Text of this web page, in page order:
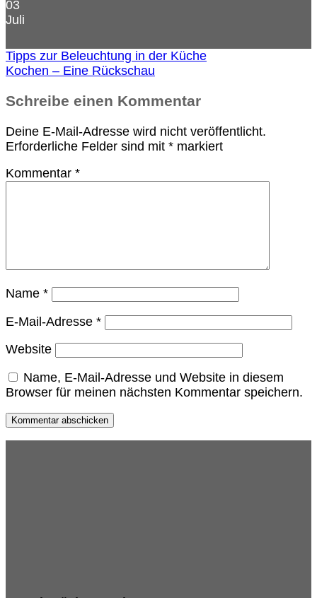
03
Juli
Tipps zur Beleuchtung in der Küche
Kochen – Eine Rückschau
Schreibe einen Kommentar
Deine E-Mail-Adresse wird nicht veröffentlicht.
Erforderliche Felder sind mit * markiert
Kommentar *
Name *
E-Mail-Adresse *
Website
Name, E-Mail-Adresse und Website in diesem
Browser für meinen nächsten Kommentar speichern.